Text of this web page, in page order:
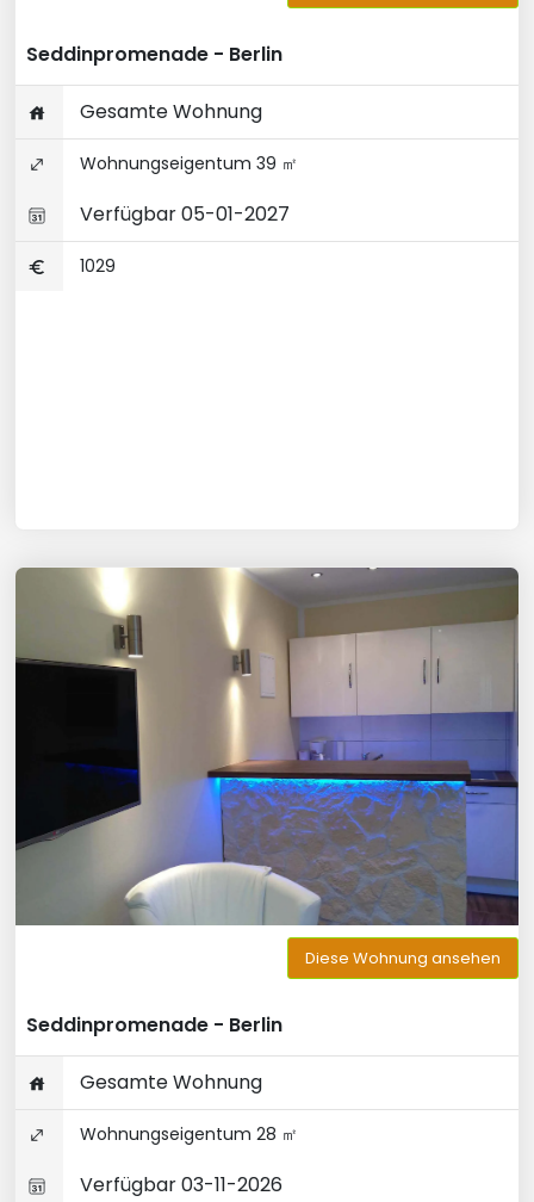
Seddinpromenade - Berlin
Gesamte Wohnung
Wohnungseigentum 39 ㎡
Verfügbar 05-01-2027
1029
Diese Wohnung ansehen
Seddinpromenade - Berlin
Gesamte Wohnung
Wohnungseigentum 28 ㎡
Verfügbar 03-11-2026